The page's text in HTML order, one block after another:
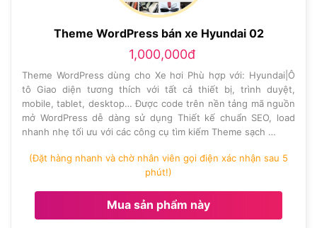
Theme WordPress bán xe Hyundai 02
1,000,000đ
Theme WordPress dùng cho Xe hơi Phù hợp với: Hyundai|Ô
tô Giao diện tương thích với tất cả thiết bị, trình duyệt,
mobile, tablet, desktop… Được code trên nền tảng mã nguồn
mở WordPress dễ dàng sử dụng Thiết kế chuẩn SEO, load
nhanh nhẹ tối ưu với các công cụ tìm kiếm Theme sạch …
(Đặt hàng nhanh và chờ nhân viên gọi điện xác nhận sau 5
phút!)
Mua sản phẩm này